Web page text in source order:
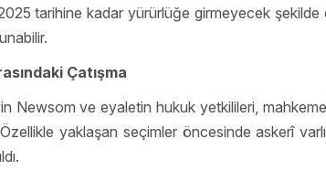
2025 tarihine kadar yürürlüğe girmeyecek
Çatışma
Newsom ve eyaletin hukuk yetkilileri, mahkeme
yaklaşan seçimler öncesinde askerî